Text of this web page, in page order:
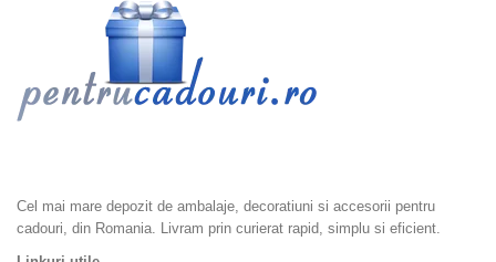
Cel mai mare depozit de ambalaje, decoratiuni si accesorii pentru
cadouri, din Romania. Livram prin curierat rapid, simplu si eficient.